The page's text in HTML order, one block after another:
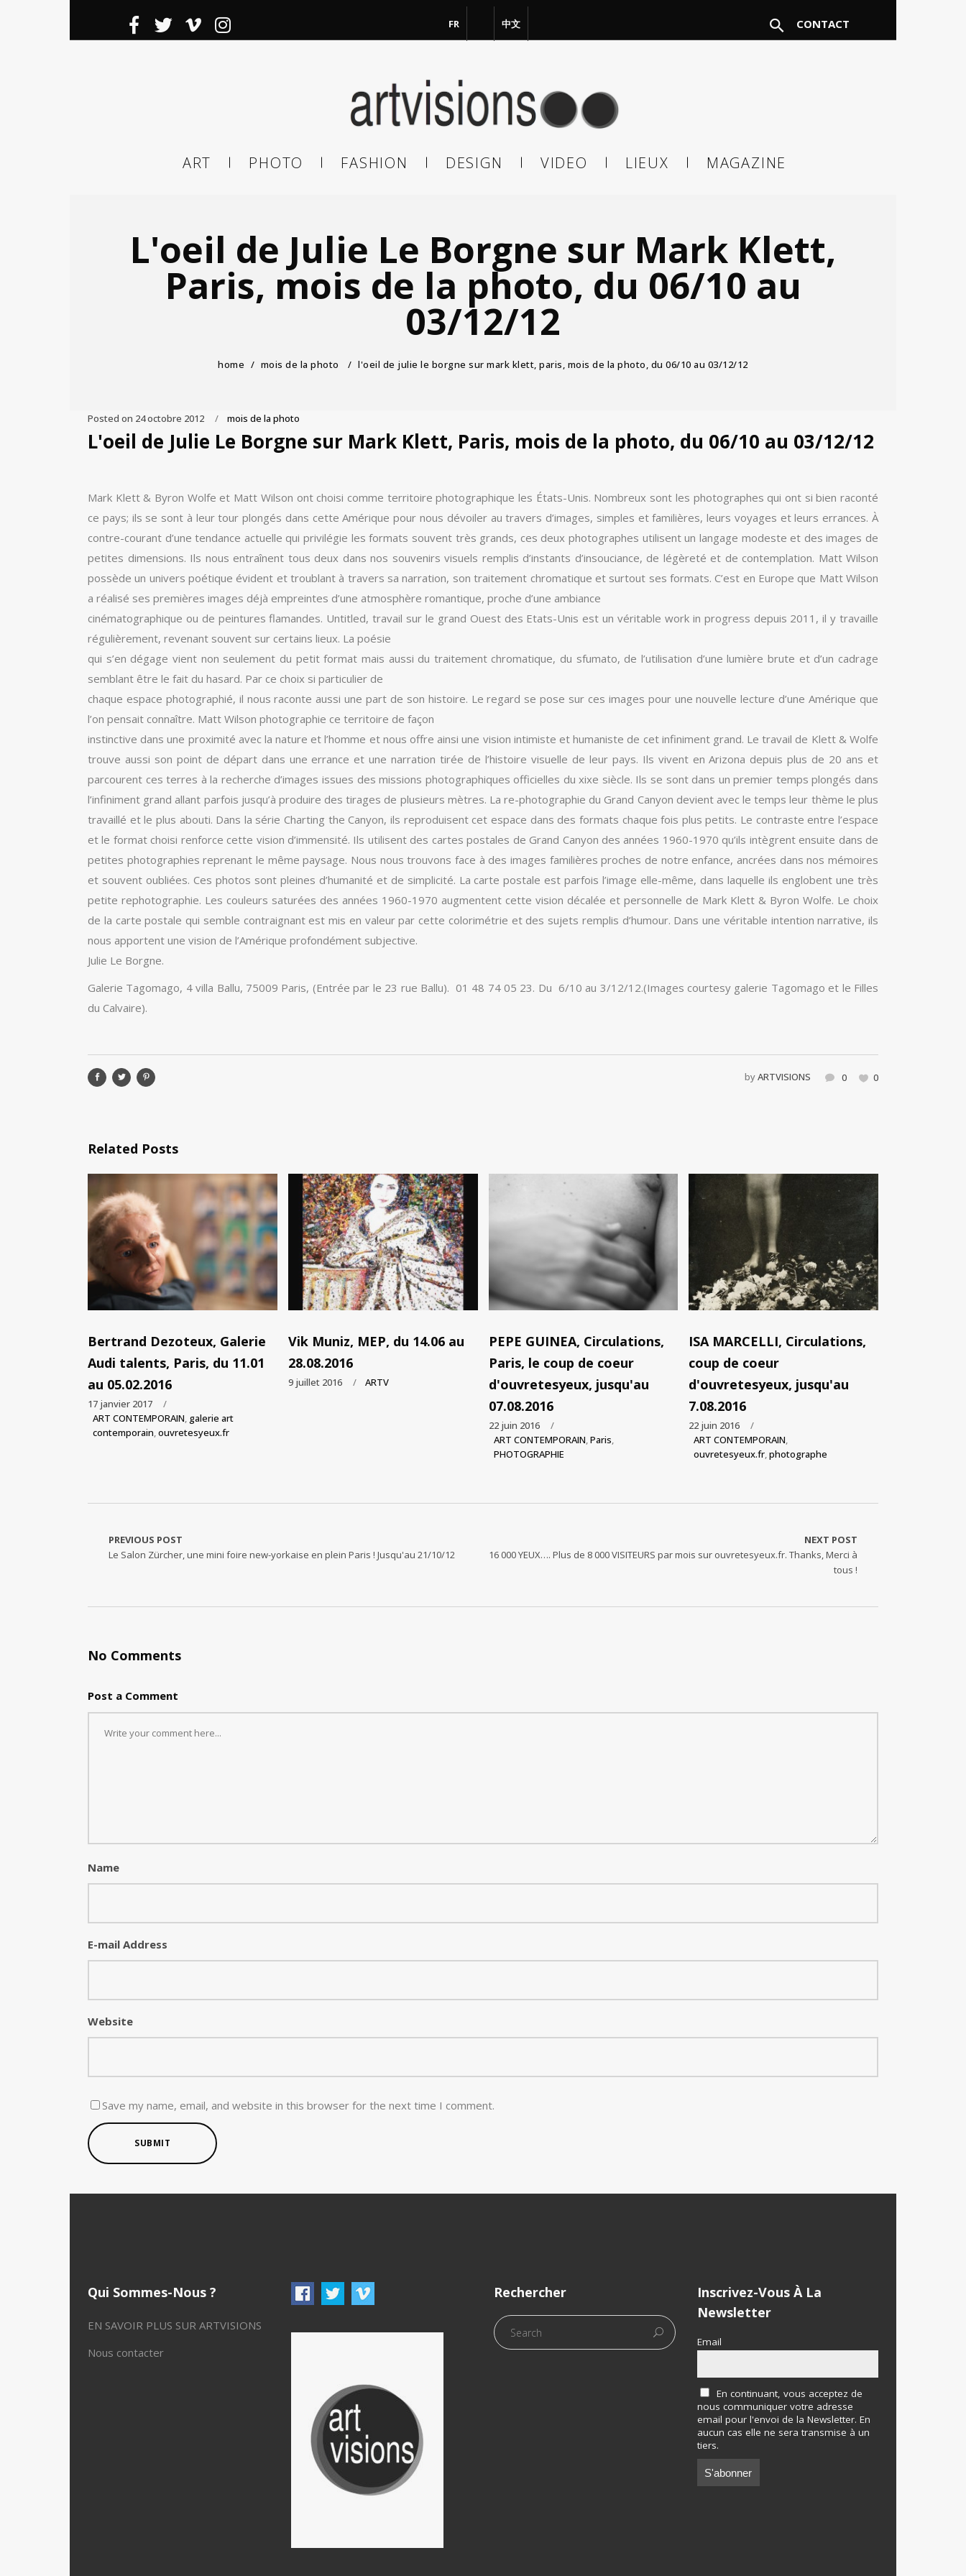
FR 中文 CONTACT
ART PHOTO FASHION DESIGN VIDEO LIEUX MAGAZINE
L'oeil de Julie Le Borgne sur Mark Klett,
Paris, mois de la photo, du 06/10 au
03/12/12
home / mois de la photo / l'oeil de julie le borgne sur mark klett, paris, mois de la photo, du 06/10 au 03/12/12
Posted on 24 octobre 2012 mois de la photo
L'oeil de Julie Le Borgne sur Mark Klett, Paris, mois de la photo, du 06/10 au 03/12/12
Mark Klett & Byron Wolfe et Matt Wilson ont choisi comme territoire photographique les États-Unis. Nombreux sont les photographes qui ont si bien raconté
ce pays; ils se sont à leur tour plongés dans cette Amérique pour nous dévoiler au travers d’images, simples et familières, leurs voyages et leurs errances. À
contre-courant d’une tendance actuelle qui privilégie les formats souvent très grands, ces deux photographes utilisent un langage modeste et des images de
petites dimensions. Ils nous entraînent tous deux dans nos souvenirs visuels remplis d’instants d’insouciance, de légèreté et de contemplation. Matt Wilson
possède un univers poétique évident et troublant à travers sa narration, son traitement chromatique et surtout ses formats. C’est en Europe que Matt Wilson
a réalisé ses premières images déjà empreintes d’une atmosphère romantique, proche d’une ambiance
cinématographique ou de peintures flamandes. Untitled, travail sur le grand Ouest des Etats-Unis est un véritable work in progress depuis 2011, il y travaille
régulièrement, revenant souvent sur certains lieux. La poésie
qui s’en dégage vient non seulement du petit format mais aussi du traitement chromatique, du sfumato, de l’utilisation d’une lumière brute et d’un cadrage
semblant être le fait du hasard. Par ce choix si particulier de
chaque espace photographié, il nous raconte aussi une part de son histoire. Le regard se pose sur ces images pour une nouvelle lecture d’une Amérique que
l’on pensait connaître. Matt Wilson photographie ce territoire de façon
instinctive dans une proximité avec la nature et l’homme et nous offre ainsi une vision intimiste et humaniste de cet infiniment grand. Le travail de Klett & Wolfe
trouve aussi son point de départ dans une errance et une narration tirée de l’histoire visuelle de leur pays. Ils vivent en Arizona depuis plus de 20 ans et
parcourent ces terres à la recherche d’images issues des missions photographiques officielles du xixe siècle. Ils se sont dans un premier temps plongés dans
l’infiniment grand allant parfois jusqu’à produire des tirages de plusieurs mètres. La re-photographie du Grand Canyon devient avec le temps leur thème le plus
travaillé et le plus abouti. Dans la série Charting the Canyon, ils reproduisent cet espace dans des formats chaque fois plus petits. Le contraste entre l’espace
et le format choisi renforce cette vision d’immensité. Ils utilisent des cartes postales de Grand Canyon des années 1960-1970 qu’ils intègrent ensuite dans de
petites photographies reprenant le même paysage. Nous nous trouvons face à des images familières proches de notre enfance, ancrées dans nos mémoires
et souvent oubliées. Ces photos sont pleines d’humanité et de simplicité. La carte postale est parfois l’image elle-même, dans laquelle ils englobent une très
petite rephotographie. Les couleurs saturées des années 1960-1970 augmentent cette vision décalée et personnelle de Mark Klett & Byron Wolfe. Le choix
de la carte postale qui semble contraignant est mis en valeur par cette colorimétrie et des sujets remplis d’humour. Dans une véritable intention narrative, ils
nous apportent une vision de l’Amérique profondément subjective.
Julie Le Borgne.
Galerie Tagomago, 4 villa Ballu, 75009 Paris, (Entrée par le 23 rue Ballu). 01 48 74 05 23. Du 6/10 au 3/12/12.(Images courtesy galerie Tagomago et le Filles
du Calvaire).
byARTVISIONS 0 0
Related Posts
Bertrand Dezoteux, Galerie
Audi talents, Paris, du 11.01
au 05.02.2016
17 janvier 2017
ART CONTEMPORAIN, galerie art
contemporain,ouvretesyeux.fr
Vik Muniz, MEP, du 14.06 au
28.08.2016
9 juillet 2016 ARTV
PEPE GUINEA, Circulations,
Paris, le coup de coeur
d'ouvretesyeux, jusqu'au
07.08.2016
22 juin 2016
ART CONTEMPORAIN,Paris,
PHOTOGRAPHIE
ISA MARCELLI, Circulations,
coup de coeur
d'ouvretesyeux, jusqu'au
7.08.2016
22 juin 2016
ART CONTEMPORAIN,
ouvretesyeux.fr,photographe
PREVIOUS POST
Le Salon Zürcher, une mini foire new-yorkaise en plein Paris ! Jusqu'au 21/10/12
NEXT POST
16 000 YEUX…. Plus de 8 000 VISITEURS par mois sur ouvretesyeux.fr. Thanks, Merci à
tous !
No Comments
Post a Comment
Name
E-mail Address
Website
Save my name, email, and website in this browser for the next time I comment.
SUBMIT
Qui Sommes-Nous ?
EN SAVOIR PLUS SUR ARTVISIONS
Nous contacter
Rechercher
Inscrivez-Vous À La
Newsletter
Email
En continuant, vous acceptez de
nous communiquer votre adresse
email pour l'envoi de la Newsletter. En
aucun cas elle ne sera transmise à un
tiers.
Inscrivez-vous à notre Newsletter !